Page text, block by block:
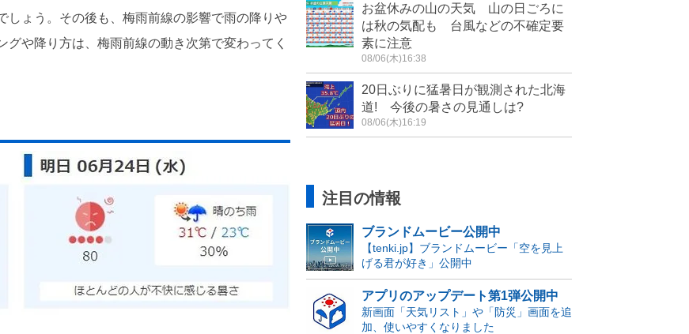
しょう。その後も、梅雨前線の影響で雨の降りや
や降り方は、梅雨前線の動き次第で変わってく
お盆休みの山の天気 山の日ごろに
は秋の気配も 台風などの不確定要
素に注意
08/06(木)16:38
20日ぶりに猛暑日が観測された北海
道! 今後の暑さの見通しは?
08/06(木)16:19
注目の情報
ブランドムービー公開中
【tenki.jp】ブランドムービー「空を見上
げる君が好き」公開中
アプリのアップデート第1弾公開中
新画面「天気リスト」や「防災」画面を追
加、使いやすくなりました